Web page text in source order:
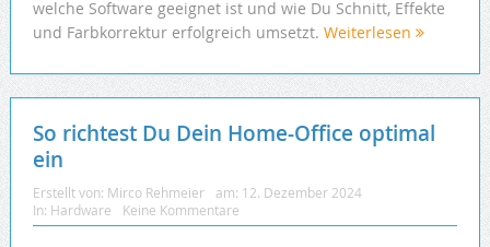
welche Software geeignet ist und wie Du Schnitt, Effekte
und Farbkorrektur erfolgreich umsetzt. Weiterlesen
So richtest Du Dein Home-Office optimal
ein
Erstellt von: Mirco Rehmeier am: 12. Dezember 2024
In: Hardware Keine Kommentare